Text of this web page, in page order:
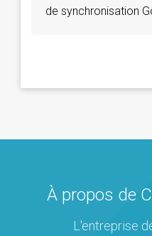
de synchronisation
À propos de
L'entreprise